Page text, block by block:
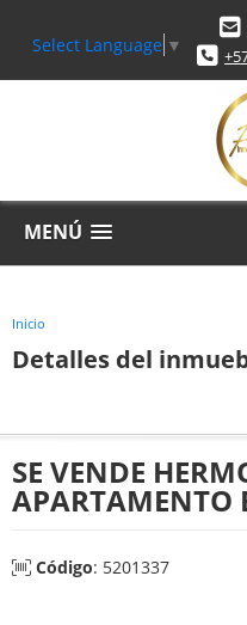
Select Language ▼
MENÚ
Inicio
Detalles del
SE VENDE
APARTAMENTO
Código: 5201337